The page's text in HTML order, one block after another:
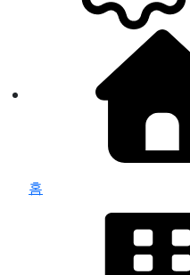
홈